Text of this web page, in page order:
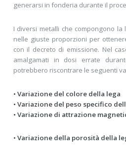
generarsi in fonderia durante il
I diversi metalli che compongono
nelle giuste proporzioni per
con il decreto di emissione. Nel
amalgamati in dosi errate
potrebbero riscontrare le seguenti
• Variazione del colore della lega
• Variazione del peso specifico
• Variazione di attrazione
• Variazione della porosità della